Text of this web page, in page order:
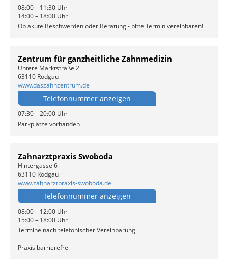
08:00 – 11:30 Uhr
14:00 – 18:00 Uhr
Ob akute Beschwerden oder Beratung - bitte Termin vereinbaren!
Zentrum für ganzheitliche Zahnmedizin
Untere Marktstraße 2
63110 Rodgau
www.daszahnzentrum.de
Telefonnummer anzeigen
07:30 – 20:00 Uhr
Parkplätze vorhanden
Zahnarztpraxis Swoboda
Hintergasse 6
63110 Rodgau
www.zahnarztpraxis-swoboda.de
Telefonnummer anzeigen
08:00 – 12:00 Uhr
15:00 – 18:00 Uhr
Termine nach telefonischer Vereinbarung
Praxis barrierefrei